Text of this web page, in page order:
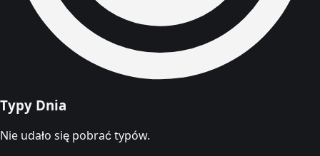
Typy Dnia
Nie udało się pobrać typów.